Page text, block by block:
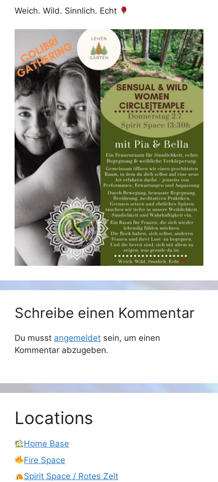
Weich. Wild. Sinnlich. Echt
Schreibe einen Kommentar
Du musst angemeldet sein, um einen
Kommentar abzugeben.
Locations
Home Base
Fire Space
Spirit Space / Rotes Zelt